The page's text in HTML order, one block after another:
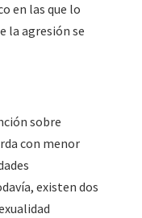
en las que lo
la agresión se
sobre
con menor
existen dos